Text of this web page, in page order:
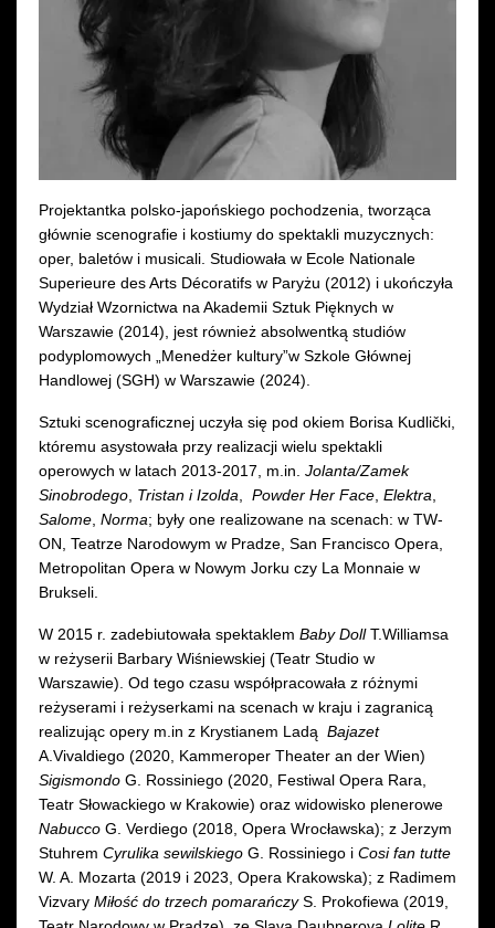
Wynajem kostiumów
Wynajem rekwizytów
Fundusze unijne
Dotacje celowe
Projektantka polsko-japońskiego pochodzenia, tworząca
głównie scenografie i kostiumy do spektakli muzycznych:
oper, baletów i musicali. Studiowała w Ecole Nationale
Superieure des Arts Décoratifs w Paryżu (2012) i ukończyła
Wydział Wzornictwa na Akademii Sztuk Pięknych w
Warszawie (2014), jest również absolwentką studiów
podyplomowych „Menedżer kultury”w Szkole Głównej
Handlowej (SGH) w Warszawie (2024).
Sztuki scenograficznej uczyła się pod okiem Borisa Kudlički,
któremu asystowała przy realizacji wielu spektakli
operowych w latach 2013-2017, m.in. Jolanta/Zamek
Sinobrodego Tristan i Izolda Powder Her Face Elektra
Salome Norma; były one realizowane na scenach: w TW-
ON, Teatrze Narodowym w Pradze, San Francisco Opera,
Metropolitan Opera w Nowym Jorku czy La Monnaie w
Brukseli.
W 2015 r. zadebiutowała spektaklem Baby DollT.Williamsa
w reżyserii Barbary Wiśniewskiej (Teatr Studio w
Warszawie). Od tego czasu współpracowała z różnymi
reżyserami i reżyserkami na scenach w kraju i zagranicą
realizując opery m.in z Krystianem Ladą Bajazet
A.Vivaldiego (2020, Kammeroper Theater an der Wien)
Sigismondo G. Rossiniego (2020, Festiwal Opera Rara,
Teatr Słowackiego w Krakowie) oraz widowisko plenerowe
Nabucco G. Verdiego (2018, Opera Wrocławska); z Jerzym
Stuhrem Cyrulika sewilskiego G. Rossiniego i Cosi fan tutte
W. A. Mozarta (2019 i 2023, Opera Krakowska); z Radimem
Vizvary Miłość do trzech pomarańczyS. Prokofiewa (2019,